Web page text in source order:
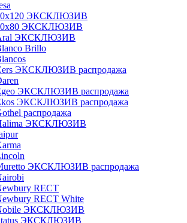
ЭКСКЛЮЗИВ
ЭКСКЛЮЗИВ
ЭКСКЛЮЗИВ
Brillo
ЭКСКЛЮЗИВ распродажа
ЭКСКЛЮЗИВ распродажа
ЭКСКЛЮЗИВ распродажа
распродажа
ЭКСКЛЮЗИВ
ЭКСКЛЮЗИВ распродажа
RECT
RECT White
ЭКСКЛЮЗИВ
ЭКСКЛЮЗИВ